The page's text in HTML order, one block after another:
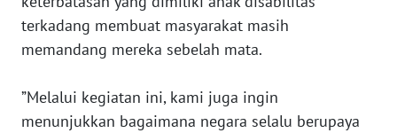
terkadang membuat masyarakat masih
memandang mereka sebelah mata.
”Melalui kegiatan ini, kami juga ingin
menunjukkan bagaimana negara selalu berupaya
PAPUA
RIAU